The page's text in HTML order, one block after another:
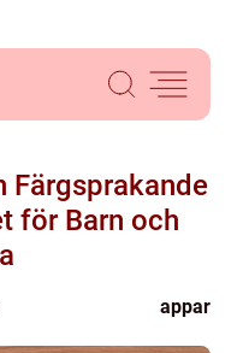
Färgsprakande
för Barn och
appar